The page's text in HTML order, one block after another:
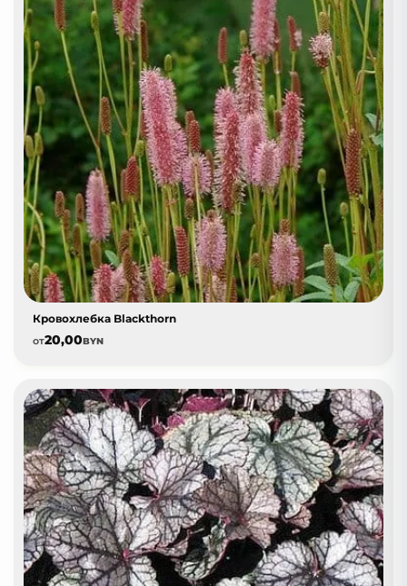
Кровохлебка Blackthorn
от20,00BYN